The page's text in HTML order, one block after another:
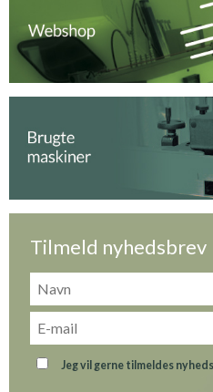
Tilmeld nyhedsbrev
Jeg vil gerne tilmeldes